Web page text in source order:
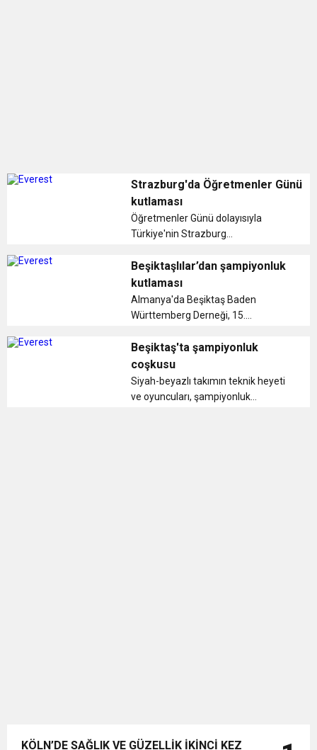
Strazburg'da Öğretmenler Günü
kutlaması
Öğretmenler Günü dolayısıyla
Türkiye'nin Strazburg
Türk kültürü öğretmenlerine yönelik
etkinlik düzenlendi. ...
Beşiktaşlılar’dan şampiyonluk
kutlaması
Almanya'da Beşiktaş Baden
Württemberg Derneği, 15.
cumartesi günü düzenlenecek bir
şampiyonluk balosu ile kutlayacak....
Beşiktaş'ta şampiyonluk
coşkusu
Siyah-beyazlı takımın teknik heyeti
ve oyuncuları, şampiyonluk
KÖLN’DE SAĞLIK VE GÜZELLİK İKİNCİ KEZ